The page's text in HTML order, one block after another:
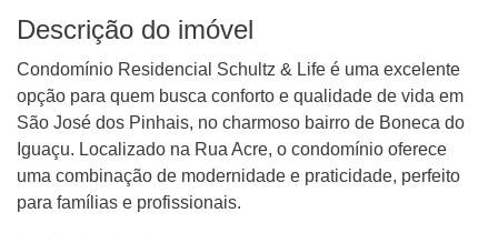
Descrição do imóvel
Condomínio Residencial Schultz & Life é uma excelente
opção para quem busca conforto e qualidade de vida em
São José dos Pinhais, no charmoso bairro de Boneca do
Iguaçu. Localizado na Rua Acre, o condomínio oferece
uma combinação de modernidade e praticidade, perfeito
para famílias e profissionais.